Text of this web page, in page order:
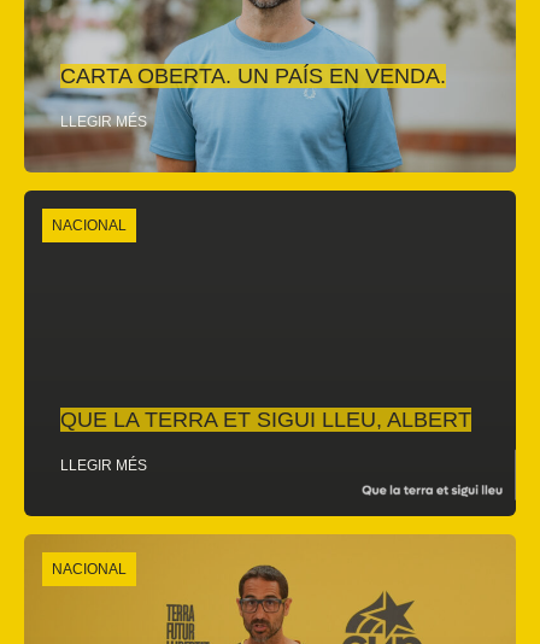
CARTA OBERTA. UN PAÍS EN VENDA.
LLEGIR MÉS
QUE LA TERRA ET SIGUI LLEU, ALBERT
LLEGIR MÉS
NACIONAL
NACIONAL